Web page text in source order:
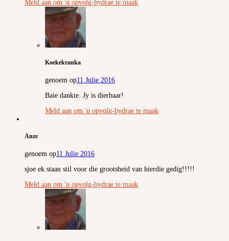
Meld aan om 'n opvolg-bydrae te maak
Koekekranka
genoem op11 Julie 2016
Baie dankie. Jy is dierbaar!
Meld aan om 'n opvolg-bydrae te maak
Anze
genoem op11 Julie 2016
sjoe ek staan stil voor die grootsheid van hierdie gedig!!!!!
Meld aan om 'n opvolg-bydrae te maak